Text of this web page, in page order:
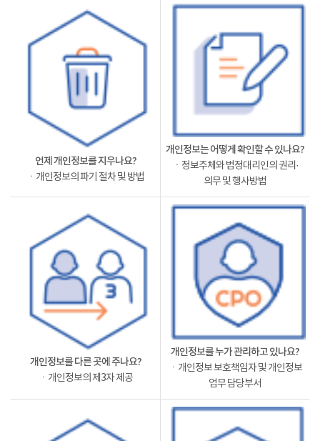
언제 개인정보를 지우나요?
ㆍ개인정보의 파기 절차 및 방법
개인정보는 어떻게 확인할 수 있나요?
ㆍ정보주체와 법정대리인의 권리·
의무 및 행사방법
개인정보를 다른 곳에 주나요?
ㆍ개인정보의 제3자 제공
개인정보를 누가 관리하고 있나요?
ㆍ개인정보 보호책임자 및 개인정보
업무 담당부서